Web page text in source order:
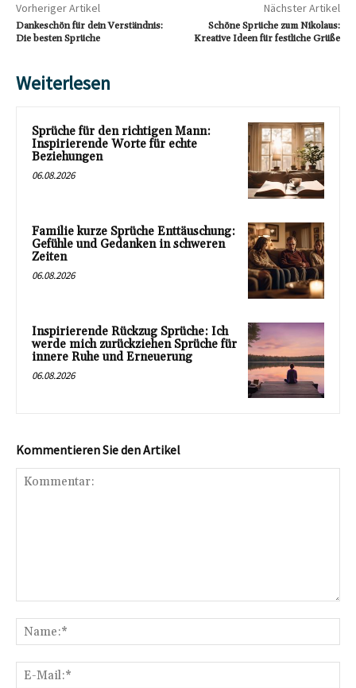
Vorheriger Artikel
Dankeschön für dein Verständnis:
Die besten Sprüche
Nächster Artikel
Schöne Sprüche zum Nikolaus:
Kreative Ideen für festliche Grüße
Weiterlesen
Sprüche für den richtigen Mann:
Inspirierende Worte für echte
Beziehungen
06.08.2026
Familie kurze Sprüche Enttäuschung:
Gefühle und Gedanken in schweren
Zeiten
06.08.2026
Inspirierende Rückzug Sprüche: Ich
werde mich zurückziehen Sprüche für
innere Ruhe und Erneuerung
06.08.2026
Kommentieren Sie den Artikel